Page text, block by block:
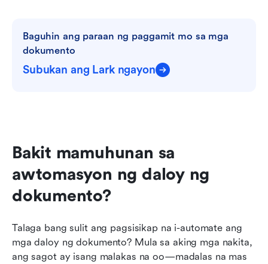
Baguhin ang paraan ng paggamit mo sa mga
dokumento
Subukan ang Lark ngayon
Bakit mamuhunan sa
awtomasyon ng daloy ng
dokumento?
Talaga bang sulit ang pagsisikap na i-automate ang
mga daloy ng dokumento? Mula sa aking mga nakita,
ang sagot ay isang malakas na oo—madalas na mas